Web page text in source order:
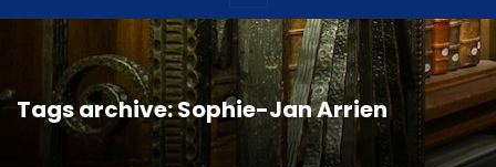
Tags archive: Sophie-Jan Arrien